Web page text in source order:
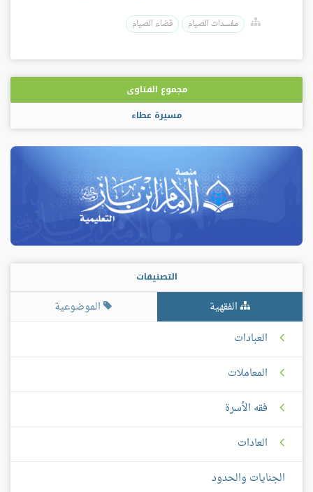
مفسدات الصيام قضاء الصيام
مجموع الفتاوى
مسيرة عطاء
التصنيفات
الفقهية
الموضوعية
العبادات
المعاملات
فقه الأسرة
العادات
الجنايات والحدود